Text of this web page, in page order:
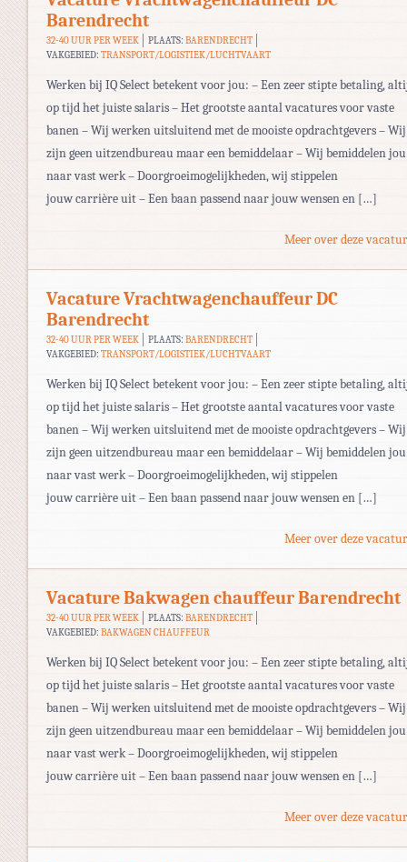
Barendrecht
32-40 UUR PER WEEK PLAATS: BARENDRECHT
VAKGEBIED: TRANSPORT/LOGISTIEK/LUCHTVAART
Werken bij IQ Select betekent voor jou: – Een zeer stipte betaling,
op tijd het juiste salaris – Het grootste aantal vacatures voor vaste
banen – Wij werken uitsluitend met de mooiste opdrachtgevers – Wij
zijn geen uitzendbureau maar een bemiddelaar – Wij bemiddelen jou
naar vast werk – Doorgroeimogelijkheden, wij stippelen
jouw carrière uit – Een baan passend naar jouw wensen en […]
Meer over deze
Vacature Vrachtwagenchauffeur DC
Barendrecht
32-40 UUR PER WEEK PLAATS: BARENDRECHT
VAKGEBIED: TRANSPORT/LOGISTIEK/LUCHTVAART
Werken bij IQ Select betekent voor jou: – Een zeer stipte betaling,
op tijd het juiste salaris – Het grootste aantal vacatures voor vaste
banen – Wij werken uitsluitend met de mooiste opdrachtgevers – Wij
zijn geen uitzendbureau maar een bemiddelaar – Wij bemiddelen jou
naar vast werk – Doorgroeimogelijkheden, wij stippelen
jouw carrière uit – Een baan passend naar jouw wensen en […]
Meer over deze
Vacature Bakwagen chauffeur Barendrecht
32-40 UUR PER WEEK PLAATS: BARENDRECHT
VAKGEBIED: BAKWAGEN CHAUFFEUR
Werken bij IQ Select betekent voor jou: – Een zeer stipte betaling,
op tijd het juiste salaris – Het grootste aantal vacatures voor vaste
banen – Wij werken uitsluitend met de mooiste opdrachtgevers – Wij
zijn geen uitzendbureau maar een bemiddelaar – Wij bemiddelen jou
naar vast werk – Doorgroeimogelijkheden, wij stippelen
jouw carrière uit – Een baan passend naar jouw wensen en […]
Meer over deze